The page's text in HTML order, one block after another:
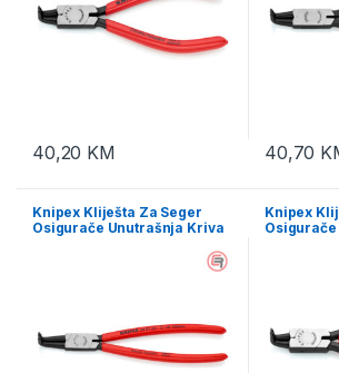
40,20 KM 40,70
Knipex Kliješta Za Seger
Osigurače Unutrašnja Kriva
Knipex